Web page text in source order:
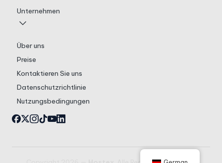
Unternehmen
Über uns
Preise
Kontaktieren Sie uns
Datenschutzrichtlinie
Nutzungsbedingungen